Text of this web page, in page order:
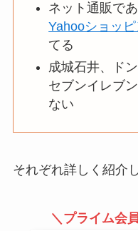
ネット通販で
Yahooショッ
てる
成城石井、ド
セブンイレブ
ない
それぞれ詳しく紹介
＼プライム会